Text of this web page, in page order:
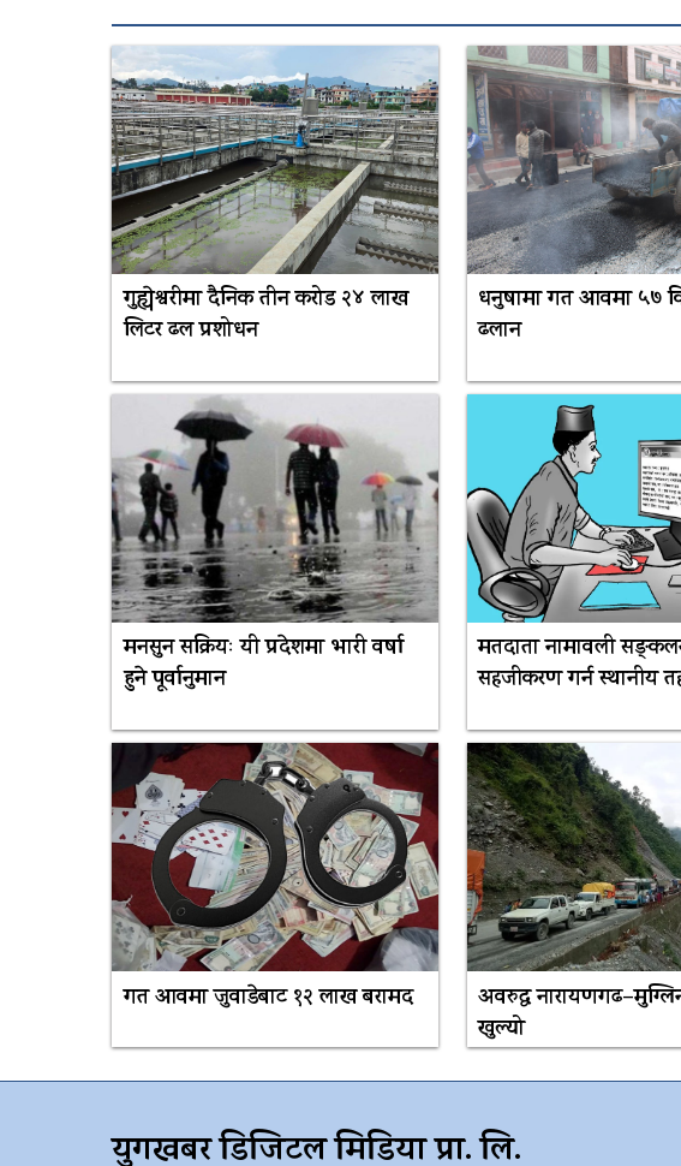
गुह्येश्वरीमा दैनिक तीन करोड २४ लाख
लिटर ढल प्रशोधन
धनुषामा गत आवमा ५७
ढलान
मनसुन सक्रियः यी प्रदेशमा भारी वर्षा
हुने पूर्वानुमान
मतदाता नामावली
सहजीकरण गर्न स्थानीय
गत आवमा जुवाडेबाट १२ लाख बरामद
अवरुद्ध
खुल्यो
युगखबर डिजिटल मिडिया प्रा. लि.